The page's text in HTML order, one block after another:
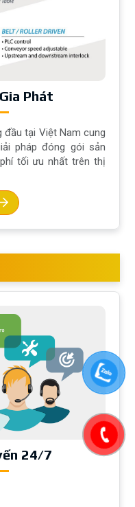
Phát
tại Việt Nam cung
pháp đóng gói sản
tối ưu nhất trên thị
24/7